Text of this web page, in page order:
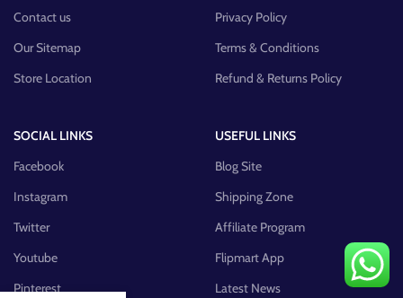
Contact us
Our Sitemap
Store Location
Privacy Policy
Terms & Conditions
Refund & Returns Policy
SOCIAL LINKS
Facebook
Instagram
Twitter
Youtube
Pinterest
USEFUL LINKS
Blog Site
Shipping Zone
Affiliate Program
Flipmart App
Latest News